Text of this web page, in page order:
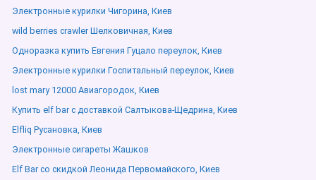
Электронные курилки Чигорина, Киев
wild berries crawler Шелковичная, Киев
Одноразка купить Евгения Гуцало переулок, Киев
Электронные курилки Госпитальный переулок, Киев
lost mary 12000 Авиагородок, Киев
Купить elf bar с доставкой Салтыкова-Щедрина, Киев
Elfliq Русановка, Киев
Электронные сигареты Жашков
Elf Bar со скидкой Леонида Первомайского, Киев